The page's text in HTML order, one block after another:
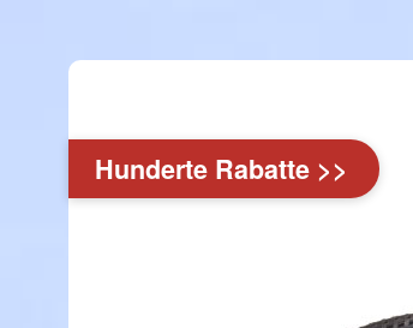
Hunderte Rabatte >>